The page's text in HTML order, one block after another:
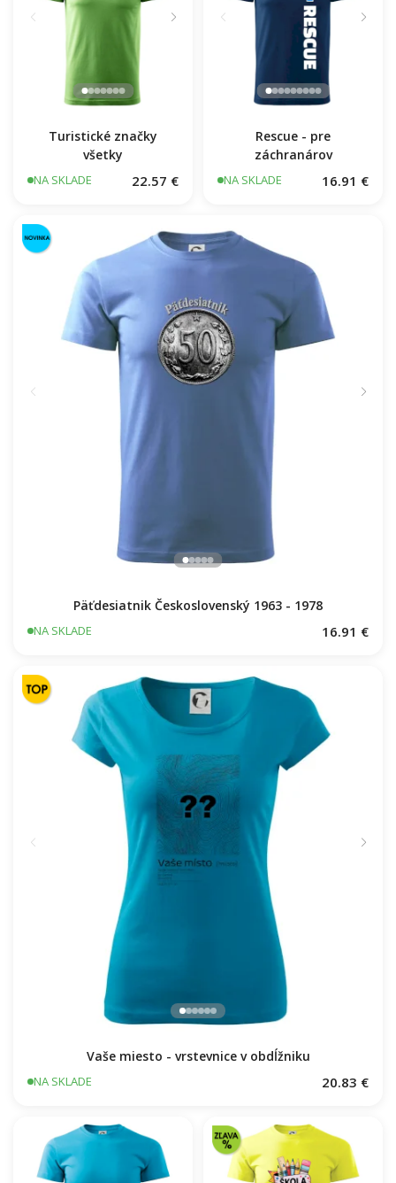
Turistické značky
všetky
NA SKLADE 22.57 €
Rescue - pre
záchranárov
NA SKLADE 16.91 €
Päťdesiatnik Československý 1963 - 1978
NA SKLADE 16.91 €
Vaše miesto - vrstevnice v obdĺžniku
NA SKLADE 20.83 €